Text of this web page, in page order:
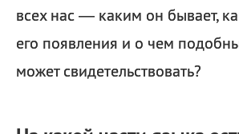
всех нас — каким он бывает,
его появления и о чем
может свидетельствовать?